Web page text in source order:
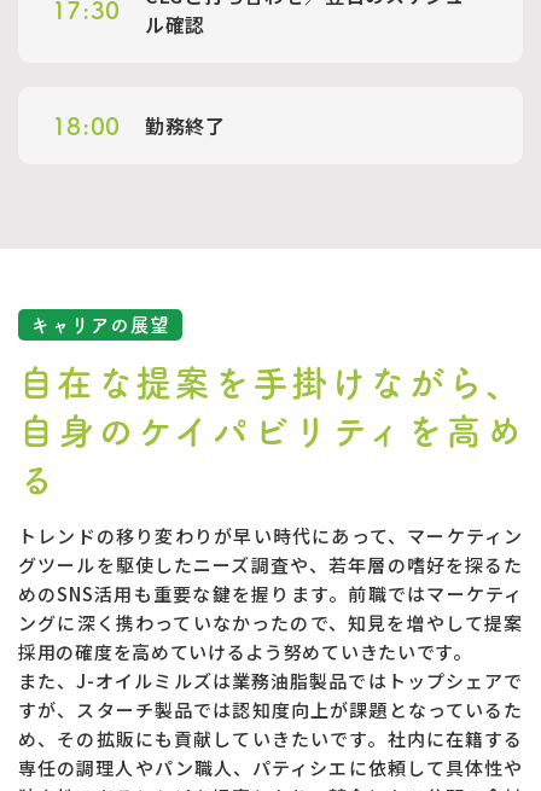
17:30
ル確認
18:00 勤務終了
キャリアの展望
自在な提案を手掛けながら、
自身のケイパビリティを高め
る
トレンドの移り変わりが早い時代にあって、マーケティン
グツールを駆使したニーズ調査や、若年層の嗜好を探るた
めのSNS活用も重要な鍵を握ります。前職ではマーケティ
ングに深く携わっていなかったので、知見を増やして提案
採用の確度を高めていけるよう努めていきたいです。
また、J-オイルミルズは業務油脂製品ではトップシェアで
すが、スターチ製品では認知度向上が課題となっているた
め、その拡販にも貢献していきたいです。社内に在籍する
専任の調理人やパン職人、パティシエに依頼して具体性や